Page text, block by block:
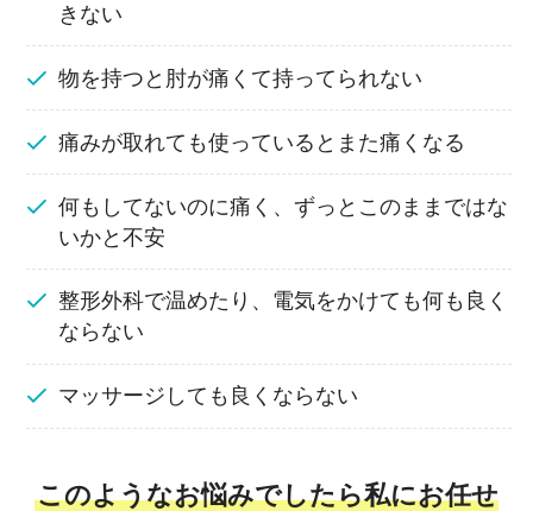
きない
物を持つと肘が痛くて持ってられない
痛みが取れても使っているとまた痛くなる
何もしてないのに痛く、ずっとこのままではな
いかと不安
整形外科で温めたり、電気をかけても何も良く
ならない
マッサージしても良くならない
このようなお悩みでしたら私にお任せ